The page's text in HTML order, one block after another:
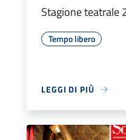
Stagione teatrale
Tempo libero
LEGGI DI PIÙ